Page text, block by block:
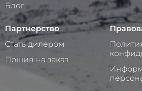
Блог
Партнерство
Стать дилером
Пошив на заказ